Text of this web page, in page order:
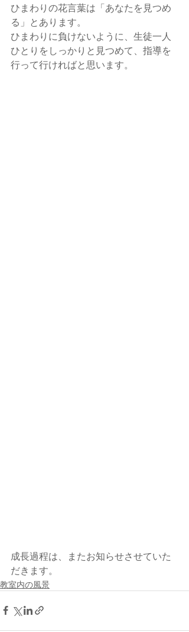
ひまわりの花言葉は「あなたを見つめ
る」とあります。
ひまわりに負けないように、生徒一人
ひとりをしっかりと見つめて、指導を
行って行ければと思います。
成長過程は、またお知らせさせていた
だきます。
教室内の風景